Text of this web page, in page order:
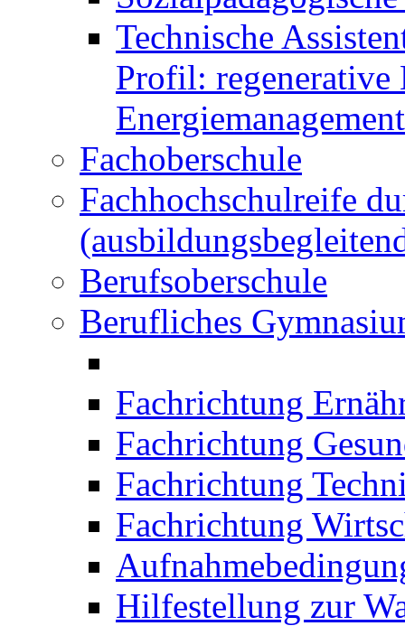
Technische
Profil: regenerative
Energiemanagement
Fachoberschule
Fachhochschulreife
Berufsoberschule
Berufliches
Fachrichtung
Fachrichtung
Fachrichtung
Fachrichtung
Hilfestellung zur